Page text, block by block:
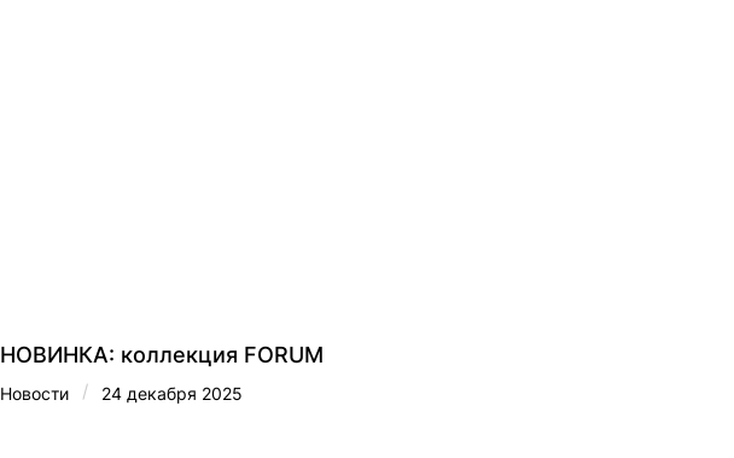
НОВИНКА: коллекция FORUM
Новости / 24 декабря 2025